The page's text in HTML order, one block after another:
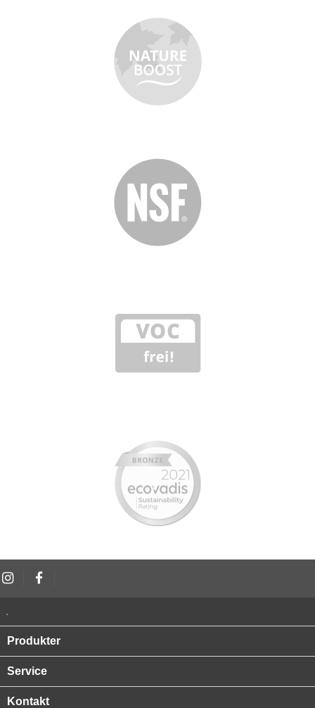
.
Produkter
Service
Kontakt